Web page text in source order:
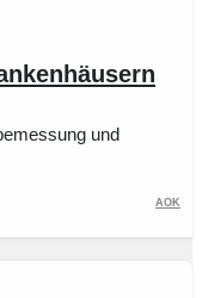
und
AOK